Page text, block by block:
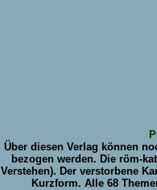
Über diesen Verlag können
bezogen werden. Die röm-
Verstehen). Der verstorbene
Kurzform. Alle 68